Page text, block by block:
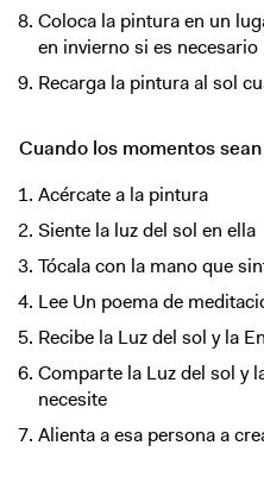
Coloca la pintura en un
en invierno si es necesario
Recarga la pintura al sol
Cuando los momentos
Acércate a la pintura
Siente la luz del sol en ella
Tócala con la mano que
Lee Un poema de
Recibe la Luz del sol y la
Comparte la Luz del sol y
necesite
Alienta a esa persona a